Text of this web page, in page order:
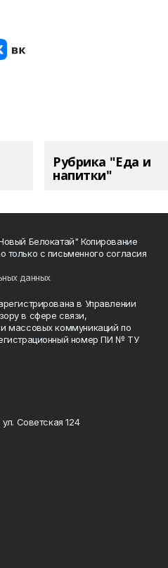
Рубрика "Еда и
напитки"
Белокатай" Копирование
с письменного согласия
данных
в Управлении
в сфере связи,
массовых коммуникаций по
номер ПИ № ТУ
Советская 124